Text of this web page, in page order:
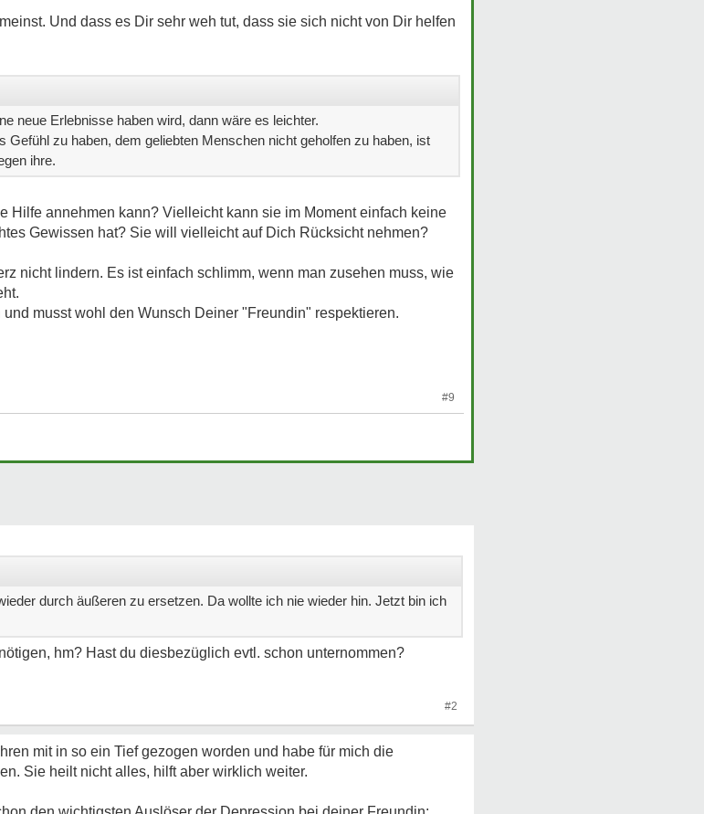
Und dass es Dir sehr weh tut, dass sie sich nicht von Dir helfen
neue Erlebnisse haben wird, dann wäre es leichter.
zu haben, dem geliebten Menschen nicht geholfen zu haben, ist
ihre.
Hilfe annehmen kann? Vielleicht kann sie im Moment einfach keine
Gewissen hat? Sie will vielleicht auf Dich Rücksicht nehmen?
nicht lindern. Es ist einfach schlimm, wenn man zusehen muss, wie
musst wohl den Wunsch Deiner "Freundin" respektieren.
#9
durch äußeren zu ersetzen. Da wollte ich nie wieder hin. Jetzt bin ich
hm? Hast du diesbezüglich evtl. schon unternommen?
#2
mit in so ein Tief gezogen worden und habe für mich die
Sie heilt nicht alles, hilft aber wirklich weiter.